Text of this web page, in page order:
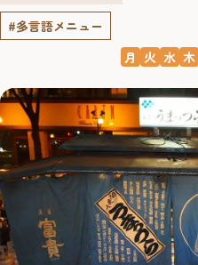
#多言語メニュー
月 火 水 木